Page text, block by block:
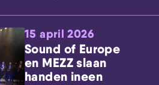
15 april 2026
Sound of Europe
en MEZZ slaan
handen ineen